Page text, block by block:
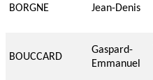
BORGNE Jean-Denis
BOUCCARD
Gaspard-
Emmanuel